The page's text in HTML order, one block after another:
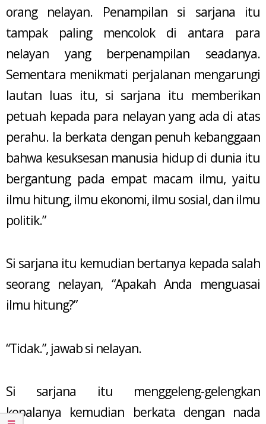
orang nelayan. Penampilan si sarjana itu
tampak paling mencolok di antara para
nelayan yang berpenampilan seadanya.
Sementara menikmati perjalanan mengarungi
lautan luas itu, si sarjana itu memberikan
petuah kepada para nelayan yang ada di atas
perahu. Ia berkata dengan penuh kebanggaan
bahwa kesuksesan manusia hidup di dunia itu
bergantung pada empat macam ilmu, yaitu
ilmu hitung, ilmu ekonomi, ilmu sosial, dan ilmu
politik.”
Si sarjana itu kemudian bertanya kepada salah
seorang nelayan, “Apakah Anda menguasai
ilmu hitung?”
“Tidak.”, jawab si nelayan.
Si sarjana itu menggeleng-gelengkan
kepalanya kemudian berkata dengan nada